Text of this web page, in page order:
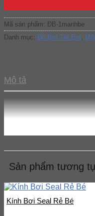
Mã sản phẩm: ĐB-1manhbe
Danh mục: Đồ Bơi Trẻ Em
Mô tả
Sản phẩm tương
Kính Bơi Seal Rẻ Bé